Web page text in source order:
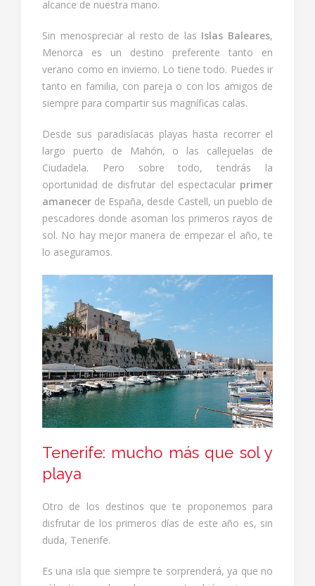
alcance de nuestra mano.
Sin menospreciar al resto de las Islas Baleares,
Menorca es un destino preferente tanto en
verano como en invierno. Lo tiene todo. Puedes ir
tanto en familia, con pareja o con los amigos de
siempre para compartir sus magníficas calas.
Desde sus paradisíacas playas hasta recorrer el
largo puerto de Mahón, o las callejuelas de
Ciudadela. Pero sobre todo, tendrás la
oportunidad de disfrutar del espectacular primer
amanecer de España, desde Castell, un pueblo de
pescadores donde asoman los primeros rayos de
sol. No hay mejor manera de empezar el año, te
lo aseguramos.
Tenerife: mucho más que sol y
playa
Otro de los destinos que te proponemos para
disfrutar de los primeros días de este año es, sin
duda, Tenerife.
Es una isla que siempre te sorprenderá, ya que no